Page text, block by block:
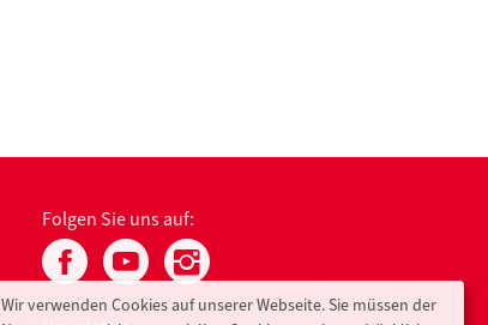
Folgen Sie uns auf:
Wir verwenden Cookies auf unserer Webseite. Sie müssen der